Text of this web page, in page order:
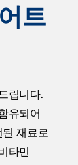
트
립니다.
유되어
된 재료로
타민